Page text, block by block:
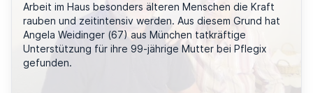
Arbeit im Haus besonders älteren Menschen die Kraft
rauben und zeitintensiv werden. Aus diesem Grund hat
Angela Weidinger (67) aus München tatkräftige
Unterstützung für ihre 99-jährige Mutter bei Pflegix
gefunden.